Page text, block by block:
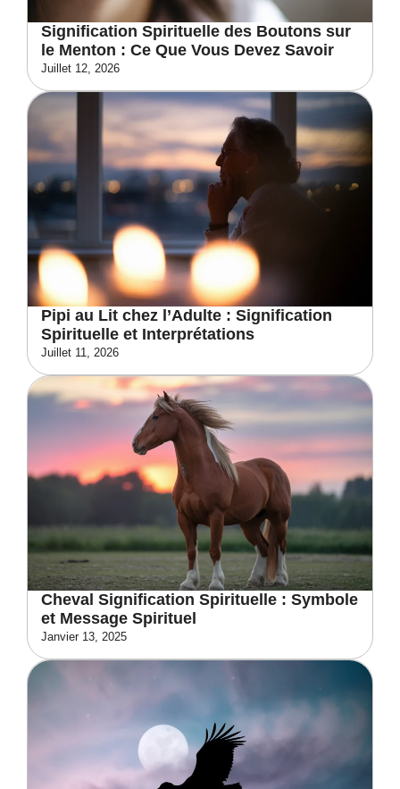
Signification Spirituelle des Boutons sur
le Menton : Ce Que Vous Devez Savoir
Juillet 12, 2026
Pipi au Lit chez l’Adulte : Signification
Spirituelle et Interprétations
Juillet 11, 2026
Cheval Signification Spirituelle : Symbole
et Message Spirituel
Janvier 13, 2025